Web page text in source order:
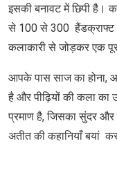
इसकी बनावट में छिपी है।
से 100 से 300 हैंडक्राफ्ट
कलाकारी से जोड़कर एक
आपके पास साज का होना,
है और पीढ़ियों की कला का
प्रमाण है, जिसका सुंदर और
अतीत की कहानियाँ बयां